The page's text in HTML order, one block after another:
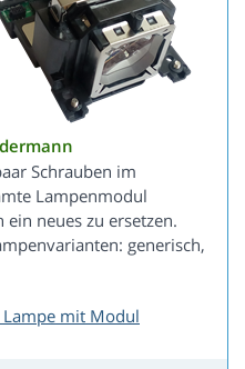
Schrauben im
Lampenmodul
neues zu ersetzen.
generisch,
Lampe mit Modul